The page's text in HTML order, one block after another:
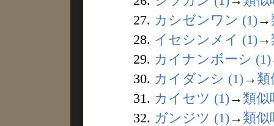
27. カシゼンワン (1)→
28. イセシンメイ (1)→
29. カイナンボーシ (1)
30. カイダンシ (1)→ 類
31. カイセツ (1)→ 類似
32. ガンジツ (1)→ 類似